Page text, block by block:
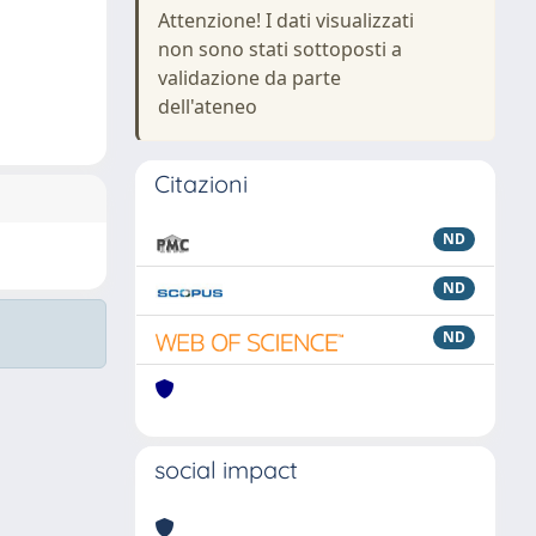
Attenzione! I dati visualizzati
non sono stati sottoposti a
validazione da parte
dell'ateneo
Citazioni
ND
ND
ND
social impact